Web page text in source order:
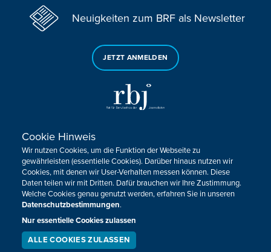
Neuigkeiten zum BRF als Newsletter
JETZT ANMELDEN
Sie haben noch Fragen oder Anmerkungen?
KONTAKTIEREN SIE UNS!
Impressum Datenschutz Kontakt
Barrierefreiheit
Cookie-Zustimmung anpassen
Design, Konzept & Programmierung:
Cookie Hinweis
Wir nutzen Cookies, um die Funktion der Webseite zu
gewährleisten (essentielle Cookies). Darüber hinaus nutzen wir
Cookies, mit denen wir User-Verhalten messen können. Diese
Daten teilen wir mit Dritten. Dafür brauchen wir Ihre Zustimmung.
Welche Cookies genau genutzt werden, erfahren Sie in unseren
Datenschutzbestimmungen.
Nur essentielle Cookies zulassen
ALLE COOKIES ZULASSEN
LIVESTREAM